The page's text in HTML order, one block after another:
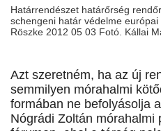
Határrendészet határőrség
schengeni határ védelme
Röszke 2012 05 03 Fotó. Kállai
Azt szeretném, ha az új
semmilyen mórahalmi
formában ne befolyásolja
Nógrádi Zoltán mórahalmi